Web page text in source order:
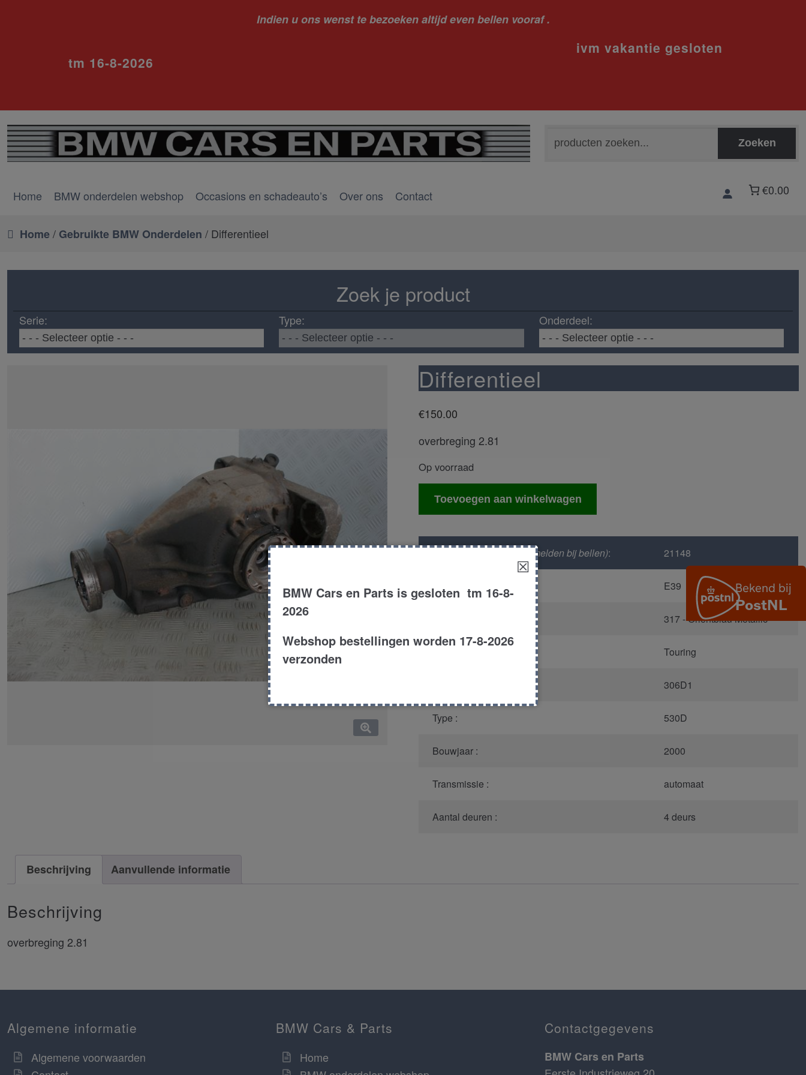
Indien u ons wenst te bezoeken altijd even bellen vooraf .
ivm vakantie gesloten
tm 16-8-2026
naar:
Zoeken
Home BMW onderdelen webshop Occasions en schadeauto’s Over ons Contact €0.00
Home/ Gebruikte BMW Onderdelen / Differentieel
Zoek je product
Serie: Type: Onderdeel:
Differentieel
€150.00
overbreging 2.81
Op voorraad
Differentieel
Toevoegen aan winkelwagen
(graag melden bij bellen): 21148
Model : E39
317 - Orientblau Metallic
Touring
306D1
Type : 530D
Bouwjaar : 2000
Transmissie : automaat
Aantal deuren : 4 deurs
Beschrijving Aanvullende informatie
Beschrijving
overbreging 2.81
Algemene informatie
Algemene voorwaarden
BMW Cars & Parts
Home
Contactgegevens
BMW Cars en Parts
☒
BMW Cars en Parts is gesloten tm 16-8-
2026
Webshop bestellingen worden 17-8-2026
verzonden